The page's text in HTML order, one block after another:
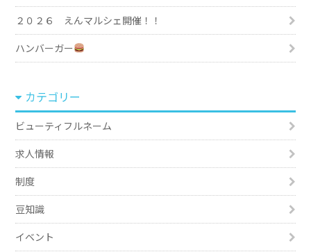
２０２６ えんマルシェ開催！！
ハンバーガー
カテゴリー
ビューティフルネーム
求人情報
制度
豆知識
イベント